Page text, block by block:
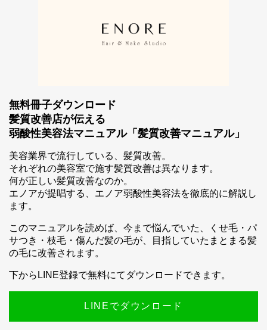
無料冊子ダウンロード
髪質改善店が伝える
弱酸性美容法マニュアル「髪質改善マニュアル」
美容業界で流行している、髪質改善。
それぞれの美容室で施す髪質改善は異なります。
何が正しい髪質改善なのか。
エノアが提唱する、エノア弱酸性美容法を徹底的に解説し
ます。
このマニュアルを読めば、今まで悩んでいた、くせ毛・パ
サつき・枝毛・傷んだ髪の毛が、目指していたまとまる髪
の毛に改善されます。
下からLINE登録で無料にてダウンロードできます。
LINEでダウンロード
スマホ公式アプリのご案内